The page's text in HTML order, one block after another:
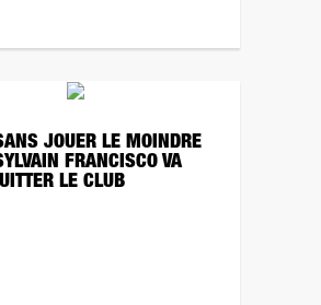
JOUER LE MOINDRE
FRANCISCO VA
LE CLUB